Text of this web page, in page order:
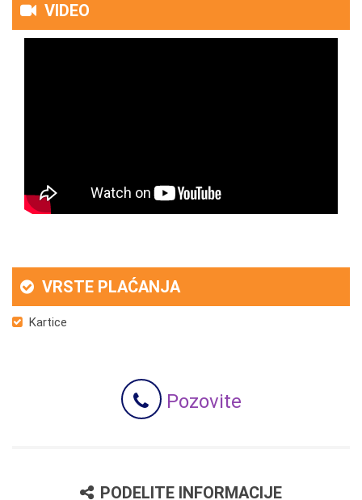
VIDEO
VRSTE PLAĆANJA
Kartice
Pozovite
PODELITE INFORMACIJE